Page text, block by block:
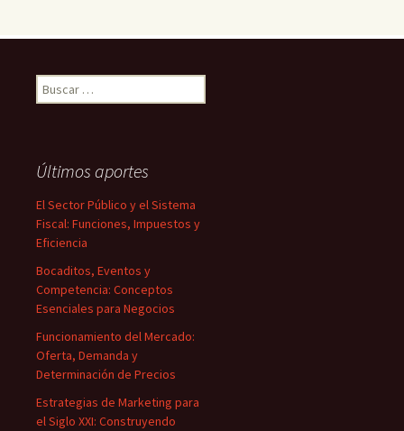
Buscar:
Últimos aportes
El Sector Público y el Sistema
Fiscal: Funciones, Impuestos y
Eficiencia
Bocaditos, Eventos y
Competencia: Conceptos
Esenciales para Negocios
Funcionamiento del Mercado:
Oferta, Demanda y
Determinación de Precios
Estrategias de Marketing para
el Siglo XXI: Construyendo